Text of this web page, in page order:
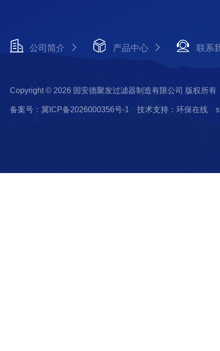
公司简介 产品中心 联系
Copyright © 2026 固安德聚发过滤器制造有限公司 版权所有
备案号：冀ICP备2026000356号-1 技术支持：环保在线